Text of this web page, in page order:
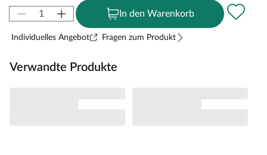
In den Warenkorb
Individuelles Angebot Fragen zum Produkt
Verwandte Produkte